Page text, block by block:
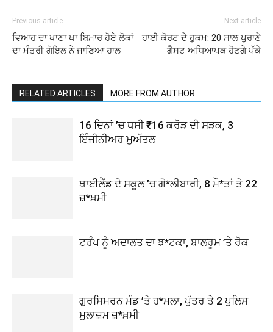
Previous article
ਵਿਆਹ ਦਾ ਖਾਣਾ ਖਾ ਬਿਮਾਰ ਹੋਏ ਲੋਕਾਂ
ਦਾ ਮੰਤਰੀ ਗੋਇਲ ਨੇ ਜਾਣਿਆ ਹਾਲ
Next article
ਹਾਈ ਕੋਰਟ ਦੇ ਹੁਕਮ: 20 ਸਾਲ ਪੁਰਾਣੇ
ਗੈਸਟ ਅਧਿਆਪਕ ਹੋਣਗੇ ਪੱਕੇ
RELATED ARTICLES MORE FROM AUTHOR
16 ਦਿਨਾਂ ’ਚ ਧਸੀ ₹16 ਕਰੋੜ ਦੀ ਸੜਕ, 3
ਇੰਜੀਨੀਅਰ ਮੁਅੱਤਲ
ਥਾਈਲੈਂਡ ਦੇ ਸਕੂਲ ’ਚ ਗੋ*ਲੀਬਾਰੀ, 8 ਮੌ*ਤਾਂ ਤੇ 22
ਜ਼*ਖ਼ਮੀ
ਟਰੰਪ ਨੂੰ ਅਦਾਲਤ ਦਾ ਝ*ਟਕਾ, ਬਾਲਰੂਮ ’ਤੇ ਰੋਕ
ਗੁਰਸਿਮਰਨ ਮੰਡ ’ਤੇ ਹ*ਮਲਾ, ਪੁੱਤਰ ਤੇ 2 ਪੁਲਿਸ
ਮੁਲਾਜ਼ਮ ਜ਼*ਖ਼ਮੀ